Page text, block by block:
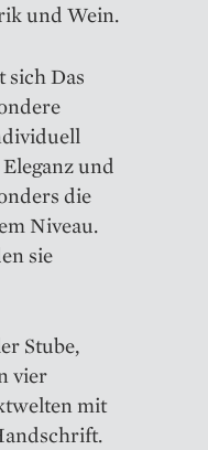
und Wein.
sich Das
und
die
Niveau.
sie
Stube,
vier
mit